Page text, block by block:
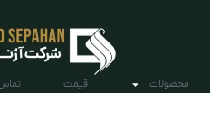
محصولات قیمت تماس